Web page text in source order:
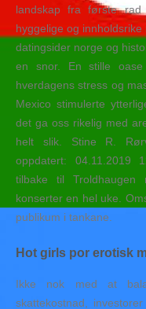
landskap fra første
hyggelige og
datingsider norge og
en snor. En stille
hverdagens stress og
Mexico stimulerte
det ga oss rikelig med
helt slik. Stine R.
oppdatert: 04.11.2019
tilbake til
konserter en hel uke.
publikum i tankane.
Hot girls por erotisk
Ikke nok med at
skattekostnad,